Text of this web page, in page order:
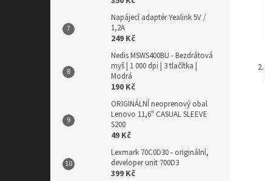
Napájecí adaptér Yealink 5V /
1,2A
249 Kč
Nedis MSWS400BU - Bezdrátová
myš | 1 000 dpi | 3 tlačítka |
Modrá
190 Kč
ORIGINÁLNÍ neoprenový obal
Lenovo 11,6" CASUAL SLEEVE
S200
49 Kč
Lexmark 70C0D30 - originální,
developer unit 700D3
399 Kč